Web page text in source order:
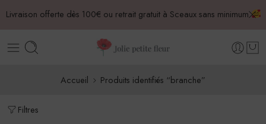
Livraison offerte dès 100€ ou retrait gratuit à Sceaux sans minimum
Accueil Produits identifiés “branche”
Filtres